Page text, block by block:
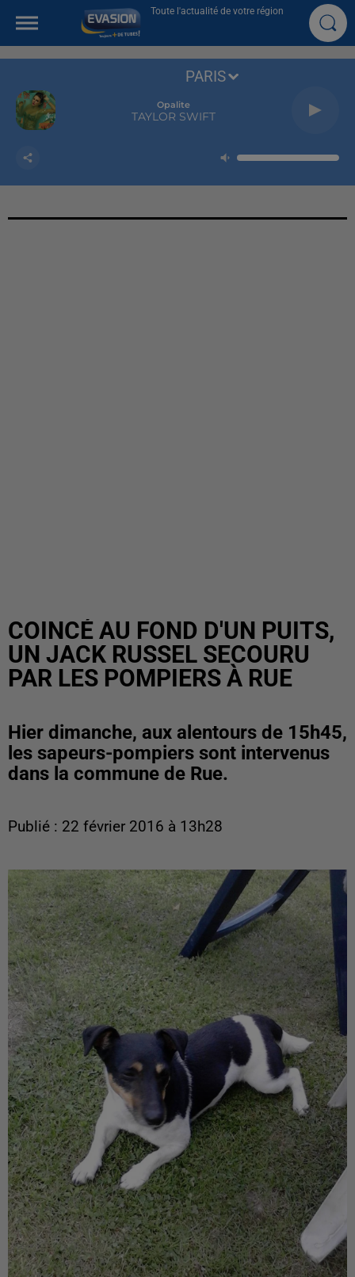
Toute l'actualité de votre région
Opalite
TAYLOR SWIFT
PARIS
COINCÉ AU FOND D'UN PUITS,
UN JACK RUSSEL SECOURU
PAR LES POMPIERS À RUE
Hier dimanche, aux alentours de 15h45,
les sapeurs-pompiers sont intervenus
dans la commune de Rue.
Publié : 22 février 2016 à 13h28